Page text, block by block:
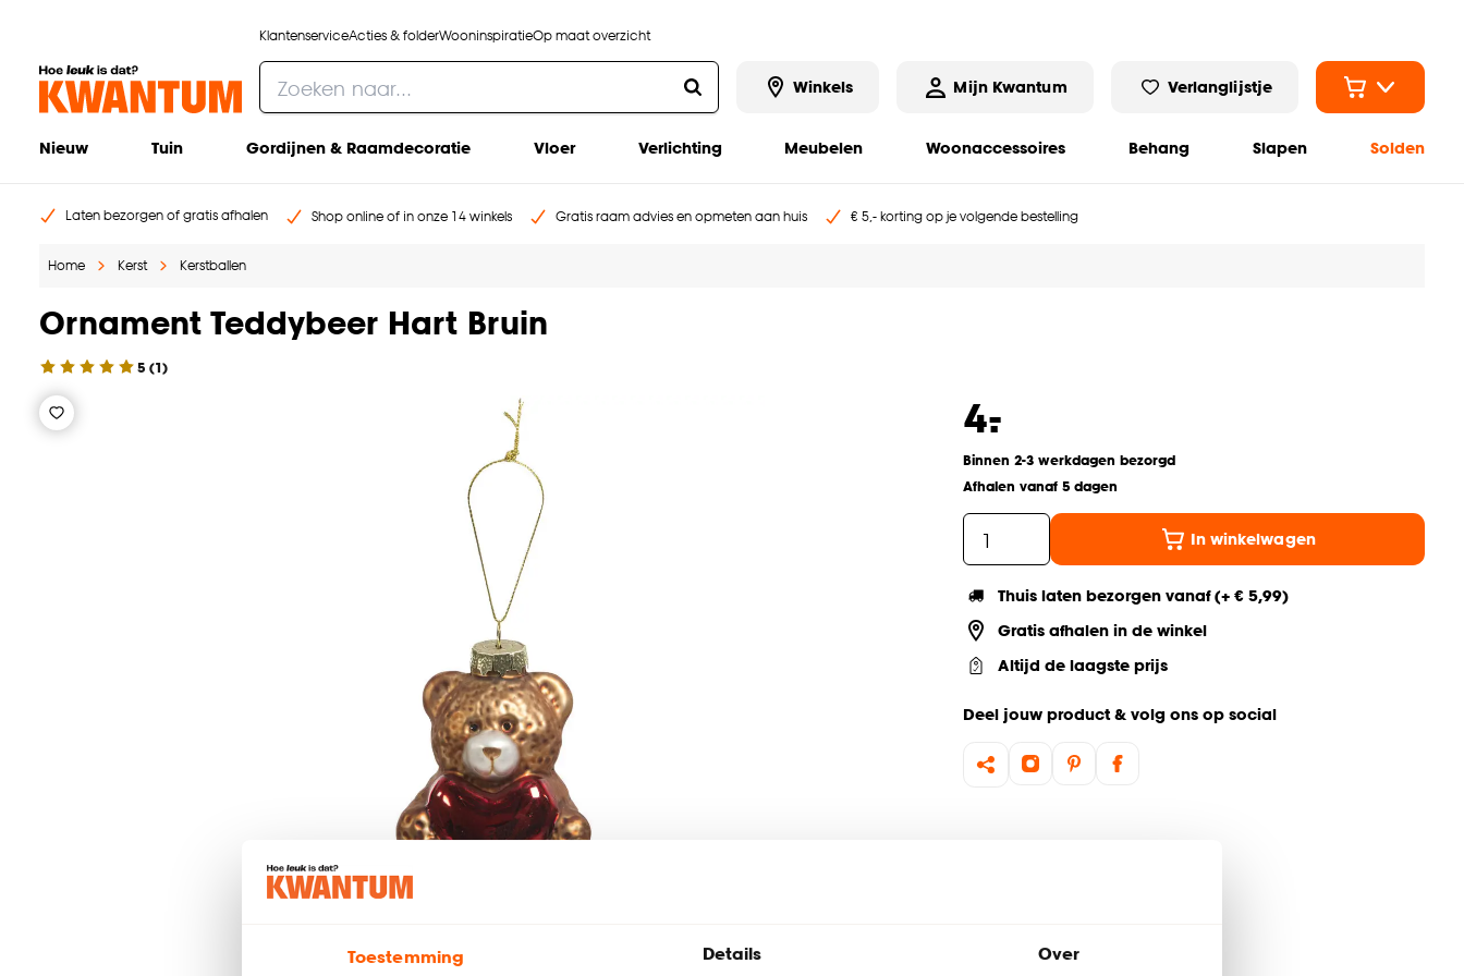
Toestemming Details Over
KlantenserviceActies & folderWooninspiratieOp maat overzicht
Winkels Mijn Kwantum Verlanglijstje
Nieuw Tuin Gordijnen & Raamdecoratie Vloer Verlichting Meubelen Woonaccessoires Behang Slapen Solden
Laten bezorgen of gratis afhalen Shop online of in onze 14 winkels Gratis raam advies en opmeten aan huis € 5,- korting op je volgende bestelling
Home Kerst Kerstballen
Ornament Teddybeer Hart Bruin
5 (1)
4.
-
Binnen 2-3 werkdagen bezorgd
Afhalen vanaf 5 dagen
In winkelwagen
Thuis laten bezorgen vanaf (+ € 5,99)
Gratis afhalen in de winkel
Altijd de laagste prijs
Deel jouw product & volg ons op social